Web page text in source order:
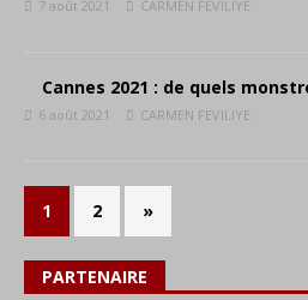
7 août 2021 CARMEN FEVILIYE
Cannes 2021 : de quels
6 août 2021 CARMEN FEVILIYE
1 2 »
PARTENAIRE